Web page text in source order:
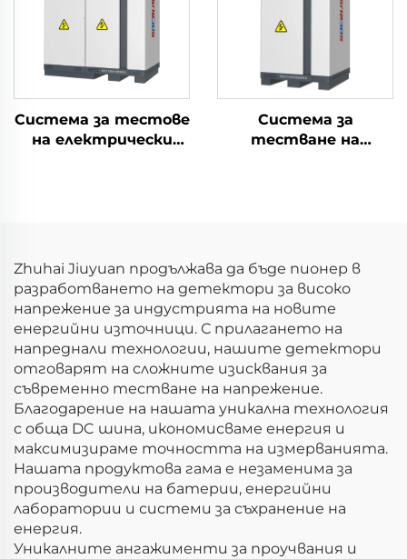
Система за тестове
на електрически
Система за
тестване на
Zhuhai Jiuyuan продължава да бъде пионер в
разработването на детектори за високо
напрежение за индустрията на новите
енергийни източници. С прилагането на
напреднали технологии, нашите детектори
отговарят на сложните изисквания за
съвременно тестване на напрежение.
Благодарение на нашата уникална технология
с обща DC шина, икономисваме енергия и
максимизираме точността на измерванията.
Нашата продуктова гама е незаменима за
производители на батерии, енергийни
лаборатории и системи за съхранение на
енергия.
Уникалните ангажименти за проучвания и